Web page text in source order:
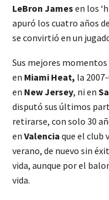
LeBron James en los
apuró los cuatro años
se convirtió en un
Sus mejores
en Miami Heat, la
en New Jersey, ni en
disputó sus últimos
retirarse, con solo 30
en Valencia que el club
verano, de nuevo sin
vida, aunque por el
vida.